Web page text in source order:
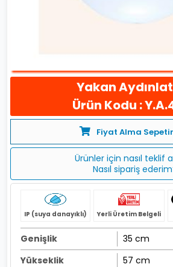
Yakan
Ürün Kodu :
Fiyat Alma
Ürünler için nasıl teklif
Nasıl sipariş
IP (suya danayıklı) Yerli Üretim Belgeli
Genişlik
35 cm
Yükseklik
57 cm